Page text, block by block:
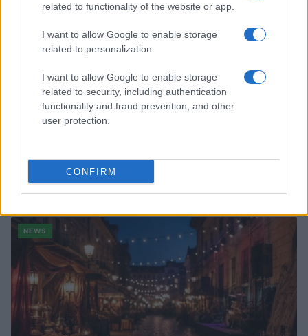
related to functionality of the website or app.
I want to allow Google to enable storage
related to personalization.
I want to allow Google to enable storage
related to security, including authentication
functionality and fraud prevention, and other
user protection.
CONFIRM
Quando il gioco di squadra insegna a vivere: calcio, storia e
valore educativo
NEWS